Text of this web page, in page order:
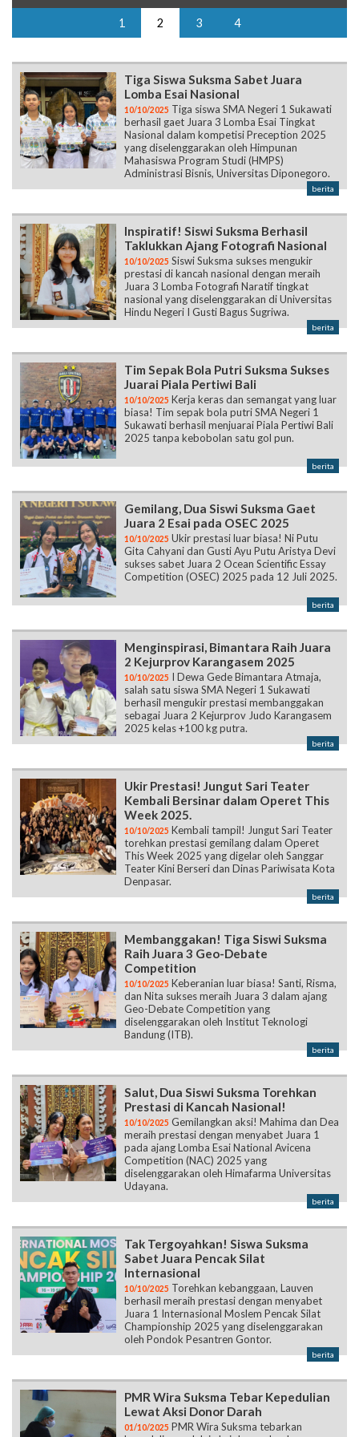
1 2 3 4
Tiga Siswa Suksma Sabet Juara
Lomba Esai Nasional
10/10/2025 Tiga siswa SMA Negeri 1 Sukawati
berhasil gaet Juara 3 Lomba Esai Tingkat
Nasional dalam kompetisi Preception 2025
yang diselenggarakan oleh Himpunan
Mahasiswa Program Studi (HMPS)
Administrasi Bisnis, Universitas Diponegoro.
berita
Inspiratif! Siswi Suksma Berhasil
Taklukkan Ajang Fotografi Nasional
10/10/2025 Siswi Suksma sukses mengukir
prestasi di kancah nasional dengan meraih
Juara 3 Lomba Fotografi Naratif tingkat
nasional yang diselenggarakan di Universitas
Hindu Negeri I Gusti Bagus Sugriwa.
berita
Tim Sepak Bola Putri Suksma Sukses
Juarai Piala Pertiwi Bali
10/10/2025 Kerja keras dan semangat yang luar
biasa! Tim sepak bola putri SMA Negeri 1
Sukawati berhasil menjuarai Piala Pertiwi Bali
2025 tanpa kebobolan satu gol pun.
berita
Gemilang, Dua Siswi Suksma Gaet
Juara 2 Esai pada OSEC 2025
10/10/2025 Ukir prestasi luar biasa! Ni Putu
Gita Cahyani dan Gusti Ayu Putu Aristya Devi
sukses sabet Juara 2 Ocean Scientific Essay
Competition (OSEC) 2025 pada 12 Juli 2025.
berita
Menginspirasi, Bimantara Raih Juara
2 Kejurprov Karangasem 2025
10/10/2025 I Dewa Gede Bimantara Atmaja,
salah satu siswa SMA Negeri 1 Sukawati
berhasil mengukir prestasi membanggakan
sebagai Juara 2 Kejurprov Judo Karangasem
2025 kelas +100 kg putra.
berita
Ukir Prestasi! Jungut Sari Teater
Kembali Bersinar dalam Operet This
Week 2025.
10/10/2025 Kembali tampil! Jungut Sari Teater
torehkan prestasi gemilang dalam Operet
This Week 2025 yang digelar oleh Sanggar
Teater Kini Berseri dan Dinas Pariwisata Kota
Denpasar.
berita
Membanggakan! Tiga Siswi Suksma
Raih Juara 3 Geo-Debate
Competition
10/10/2025 Keberanian luar biasa! Santi, Risma,
dan Nita sukses meraih Juara 3 dalam ajang
Geo-Debate Competition yang
diselenggarakan oleh Institut Teknologi
Bandung (ITB).
berita
Salut, Dua Siswi Suksma Torehkan
Prestasi di Kancah Nasional!
10/10/2025 Gemilangkan aksi! Mahima dan Dea
meraih prestasi dengan menyabet Juara 1
pada ajang Lomba Esai National Avicena
Competition (NAC) 2025 yang
diselenggarakan oleh Himafarma Universitas
Udayana.
berita
Tak Tergoyahkan! Siswa Suksma
Sabet Juara Pencak Silat
Internasional
10/10/2025 Torehkan kebanggaan, Lauven
berhasil meraih prestasi dengan menyabet
Juara 1 Internasional Moslem Pencak Silat
Championship 2025 yang diselenggarakan
oleh Pondok Pesantren Gontor.
berita
PMR Wira Suksma Tebar Kepedulian
Lewat Aksi Donor Darah
01/10/2025 PMR Wira Suksma tebarkan